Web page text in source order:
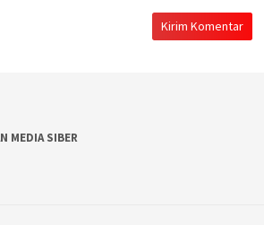
MEDIA SIBER